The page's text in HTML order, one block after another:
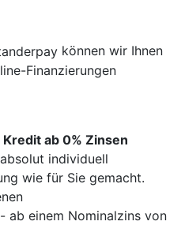
können wir Ihnen
Finanzierungen
ab 0% Zinsen
individuell
wie für Sie gemacht.
ab einem Nominalzins von